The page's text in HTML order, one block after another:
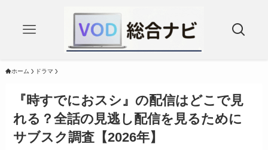
ホーム ドラマ
『時すでにおスシ』の配信はどこで見
れる？全話の見逃し配信を見るために
サブスク調査【2026年】